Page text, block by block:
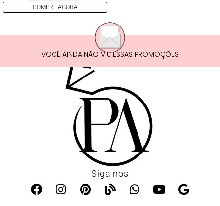
COMPRE AGORA
VOCÊ AINDA NÃO VIU ESSAS PROMOÇÕES
Siga-nos